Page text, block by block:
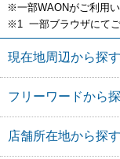
※一部WAONがご利用
※1 一部ブラウザにてご
現在地周辺から探
フリーワードから
店舗所在地から探す